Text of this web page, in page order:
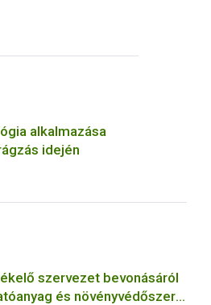
alkalmazása
idején
szervezet bevonásáról
és növényvédőszer